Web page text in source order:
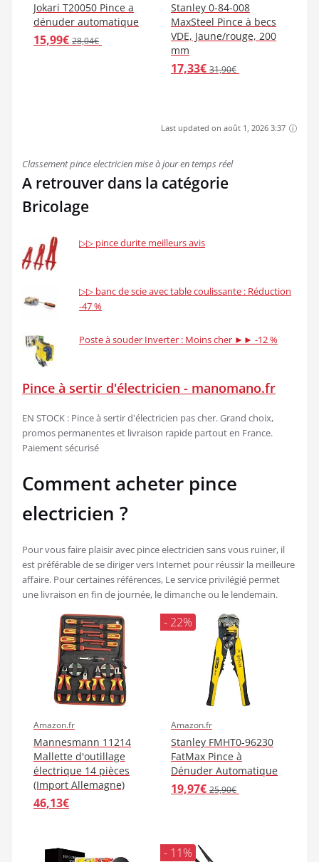
Jokari T20050 Pince a
dénuder automatique
15,99€ 28,04€
Stanley 0-84-008
MaxSteel Pince à becs
VDE, Jaune/rouge, 200
mm
17,33€ 31,90€
Last updated on août 1, 2026 3:37
Classement pince electricien mise à jour en temps réel
A retrouver dans la catégorie
Bricolage
▷▷ pince durite meilleurs avis
▷▷ banc de scie avec table coulissante : Réduction
-47 %
Poste à souder Inverter : Moins cher ►► -12 %
Pince à sertir d'électricien - manomano.fr
EN STOCK : Pince à sertir d'électricien pas cher. Grand choix,
promos permanentes et livraison rapide partout en France.
Paiement sécurisé
Comment acheter pince
electricien ?
Pour vous faire plaisir avec pince electricien sans vous ruiner, il
est préférable de se diriger vers Internet pour réussir la meilleure
affaire. Pour certaines références, Le service privilégié permet
une livraison en fin de journée, le dimanche ou le lendemain.
Amazon.fr
Mannesmann 11214
Mallette d'outillage
électrique 14 pièces
(Import Allemagne)
46,13€
- 22%
Amazon.fr
Stanley FMHT0-96230
FatMax Pince à
Dénuder Automatique
19,97€ 25,90€
- 11%